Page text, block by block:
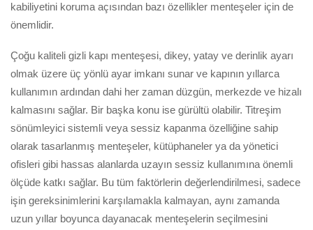
kabiliyetini koruma açısından bazı özellikler menteşeler için de
önemlidir.
Çoğu kaliteli gizli kapı menteşesi, dikey, yatay ve derinlik ayarı
olmak üzere üç yönlü ayar imkanı sunar ve kapının yıllarca
kullanımın ardından dahi her zaman düzgün, merkezde ve hizalı
kalmasını sağlar. Bir başka konu ise gürültü olabilir. Titreşim
sönümleyici sistemli veya sessiz kapanma özelliğine sahip
olarak tasarlanmış menteşeler, kütüphaneler ya da yönetici
ofisleri gibi hassas alanlarda uzayın sessiz kullanımına önemli
ölçüde katkı sağlar. Bu tüm faktörlerin değerlendirilmesi, sadece
işin gereksinimlerini karşılamakla kalmayan, aynı zamanda
uzun yıllar boyunca dayanacak menteşelerin seçilmesini